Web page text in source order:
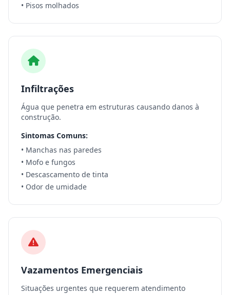
• Pisos molhados
Infiltrações
Água que penetra em estruturas causando danos à
construção.
Sintomas Comuns:
• Manchas nas paredes
• Mofo e fungos
• Descascamento de tinta
• Odor de umidade
Vazamentos Emergenciais
Situações urgentes que requerem atendimento